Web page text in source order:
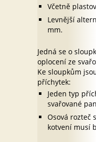
Včetně
Levnější
mm.
Jedná se o
oplocení ze
Ke sloupkům
příchytek:
Jeden typ
svařované
Osová rozteč
kotvení musí